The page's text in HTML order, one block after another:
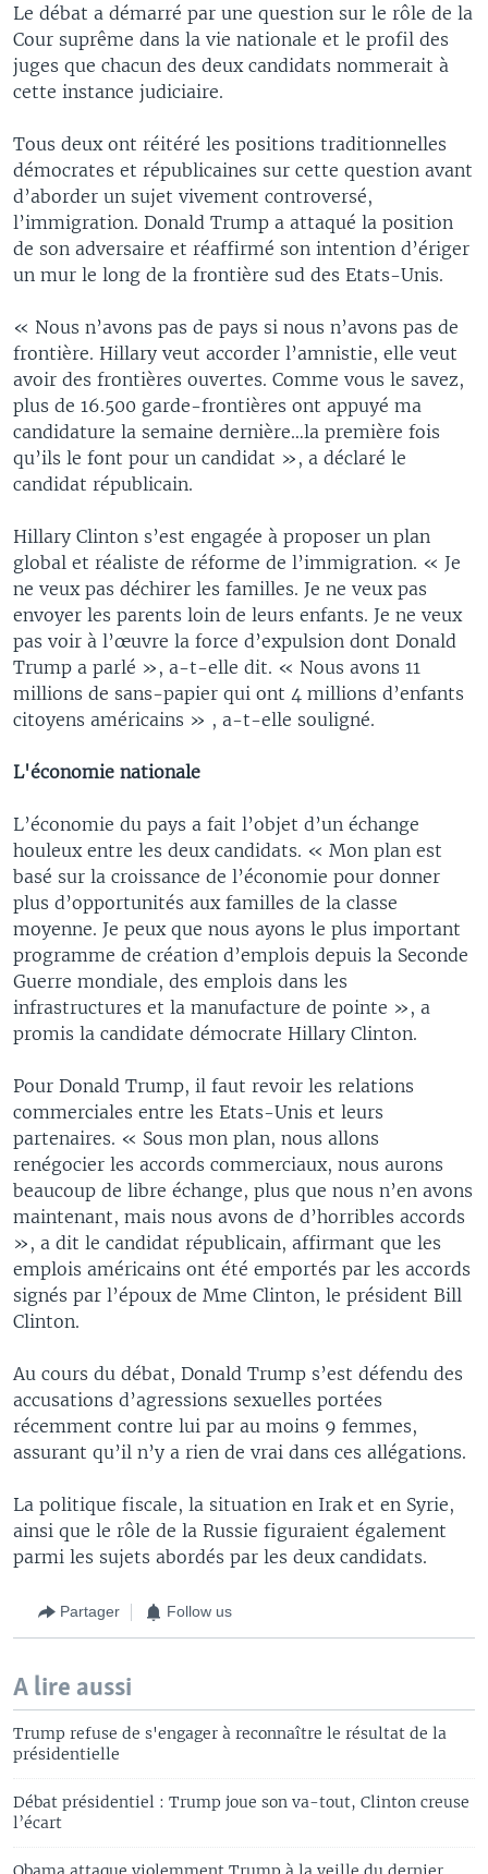
Le débat a démarré par une question sur le rôle de la
Cour suprême dans la vie nationale et le profil des
juges que chacun des deux candidats nommerait à
cette instance judiciaire.
Tous deux ont réitéré les positions traditionnelles
démocrates et républicaines sur cette question avant
d’aborder un sujet vivement controversé,
l’immigration. Donald Trump a attaqué la position
de son adversaire et réaffirmé son intention d’ériger
un mur le long de la frontière sud des Etats-Unis.
« Nous n’avons pas de pays si nous n’avons pas de
frontière. Hillary veut accorder l’amnistie, elle veut
avoir des frontières ouvertes. Comme vous le savez,
plus de 16.500 garde-frontières ont appuyé ma
candidature la semaine dernière…la première fois
qu’ils le font pour un candidat », a déclaré le
candidat républicain.
Hillary Clinton s’est engagée à proposer un plan
global et réaliste de réforme de l’immigration. « Je
ne veux pas déchirer les familles. Je ne veux pas
envoyer les parents loin de leurs enfants. Je ne veux
pas voir à l’œuvre la force d’expulsion dont Donald
Trump a parlé », a-t-elle dit. « Nous avons 11
millions de sans-papier qui ont 4 millions d’enfants
citoyens américains » , a-t-elle souligné.
L'économie nationale
L’économie du pays a fait l’objet d’un échange
houleux entre les deux candidats. « Mon plan est
basé sur la croissance de l’économie pour donner
plus d’opportunités aux familles de la classe
moyenne. Je peux que nous ayons le plus important
programme de création d’emplois depuis la Seconde
Guerre mondiale, des emplois dans les
infrastructures et la manufacture de pointe », a
promis la candidate démocrate Hillary Clinton.
Pour Donald Trump, il faut revoir les relations
commerciales entre les Etats-Unis et leurs
partenaires. « Sous mon plan, nous allons
renégocier les accords commerciaux, nous aurons
beaucoup de libre échange, plus que nous n’en avons
maintenant, mais nous avons de d’horribles accords
», a dit le candidat républicain, affirmant que les
emplois américains ont été emportés par les accords
signés par l’époux de Mme Clinton, le président Bill
Clinton.
Au cours du débat, Donald Trump s’est défendu des
accusations d’agressions sexuelles portées
récemment contre lui par au moins 9 femmes,
assurant qu’il n’y a rien de vrai dans ces allégations.
La politique fiscale, la situation en Irak et en Syrie,
ainsi que le rôle de la Russie figuraient également
parmi les sujets abordés par les deux candidats.
Partager Follow us
A lire aussi
Trump refuse de s'engager à reconnaître le résultat de la
présidentielle
Débat présidentiel : Trump joue son va-tout, Clinton creuse
l’écart